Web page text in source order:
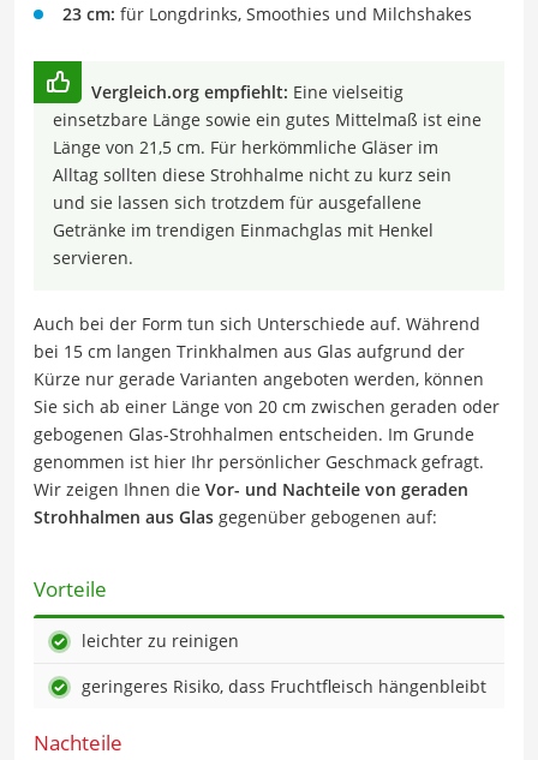
23 cm: für Longdrinks, Smoothies und Milchshakes
Vergleich.org empfiehlt: Eine vielseitig
einsetzbare Länge sowie ein gutes Mittelmaß ist eine
Länge von 21,5 cm. Für herkömmliche Gläser im
Alltag sollten diese Strohhalme nicht zu kurz sein
und sie lassen sich trotzdem für ausgefallene
Getränke im trendigen Einmachglas mit Henkel
servieren.
Auch bei der Form tun sich Unterschiede auf. Während
bei 15 cm langen Trinkhalmen aus Glas aufgrund der
Kürze nur gerade Varianten angeboten werden, können
Sie sich ab einer Länge von 20 cm zwischen geraden oder
gebogenen Glas-Strohhalmen entscheiden. Im Grunde
genommen ist hier Ihr persönlicher Geschmack gefragt.
Wir zeigen Ihnen die Vor- und Nachteile von geraden
Strohhalmen aus Glas gegenüber gebogenen auf:
Vorteile
leichter zu reinigen
geringeres Risiko, dass Fruchtfleisch hängenbleibt
Nachteile